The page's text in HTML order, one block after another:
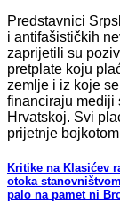
Predstavnici
i antifašističkih
zaprijetili su
pretplate koju
zemlje i iz koje
financiraju mediji
Hrvatskoj. Svi
prijetnje
Kritike na Klasićev
otoka
palo na pamet ni